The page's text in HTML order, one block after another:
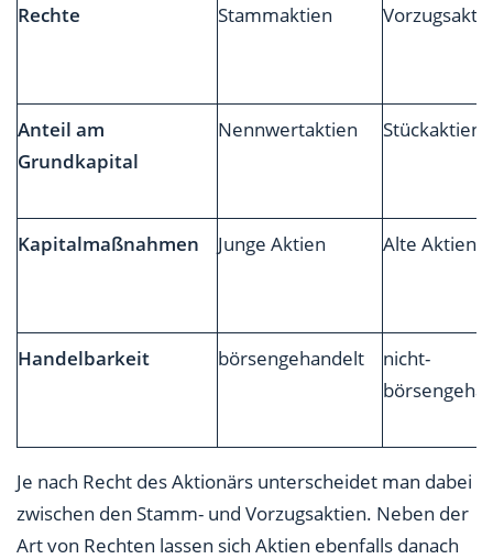
Rechte Stammaktien
Anteil am
Grundkapital
Nennwertaktien Stückaktien
Kapitalmaßnahmen Junge Aktien Alte Aktien
Handelbarkeit börsengehandelt
nicht-
Je nach Recht des Aktionärs unterscheidet man dabei
zwischen den Stamm- und Vorzugsaktien. Neben der
Art von Rechten lassen sich Aktien ebenfalls danach